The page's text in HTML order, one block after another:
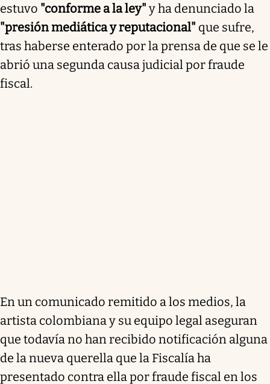
estuvo "conforme a la ley" y ha denunciado la
"presión mediática y reputacional" que sufre,
tras haberse enterado por la prensa de que se le
abrió una segunda causa judicial por fraude
fiscal.
En un comunicado remitido a los medios, la
artista colombiana y su equipo legal aseguran
que todavía no han recibido notificación alguna
de la nueva querella que la Fiscalía ha
presentado contra ella por fraude fiscal en los